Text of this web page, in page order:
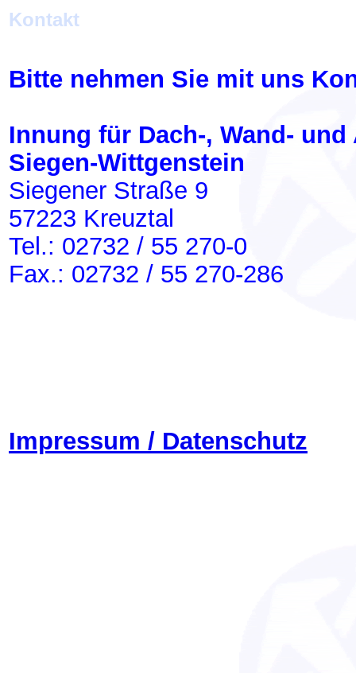
Kontakt
Bitte nehmen Sie mit uns
Innung für Dach-, Wand-
Siegen-Wittgenstein
Siegener Straße 9
57223 Kreuztal
Tel.: 02732 / 55 270-0
Fax.: 02732 / 55 270-286
Impressum / Datenschutz